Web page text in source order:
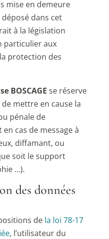
mise en demeure
dans cet
à la législation
particulier aux
protection des
BOSCAGE se réserve
mettre en cause la
pénale de
cas de message à
diffamant, ou
soit le support
…).
des données
de la loi 78-17
, l’utilisateur du